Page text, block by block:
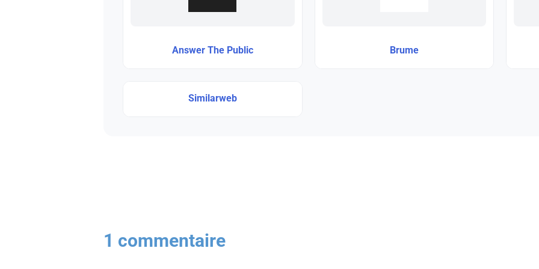
Answer The Public Brume
Similarweb
1 commentaire